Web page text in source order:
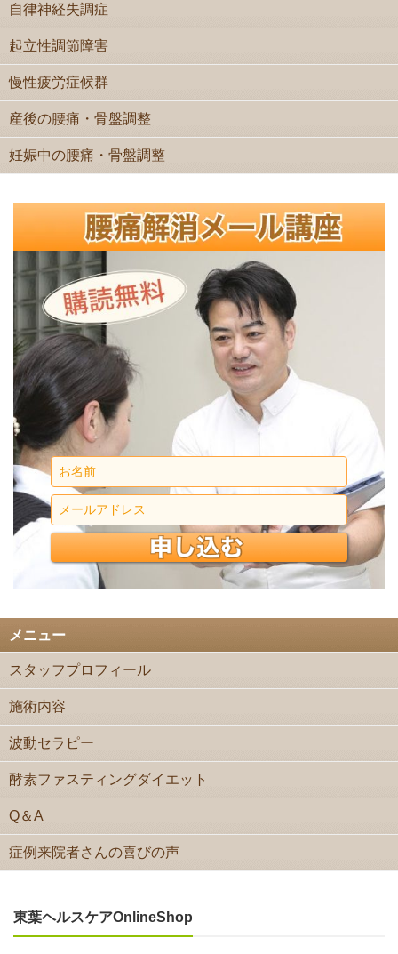
自律神経失調症
起立性調節障害
慢性疲労症候群
産後の腰痛・骨盤調整
妊娠中の腰痛・骨盤調整
メニュー
スタッフプロフィール
施術内容
波動セラピー
酵素ファスティングダイエット
Q＆A
症例来院者さんの喜びの声
東葉ヘルスケアOnlineShop